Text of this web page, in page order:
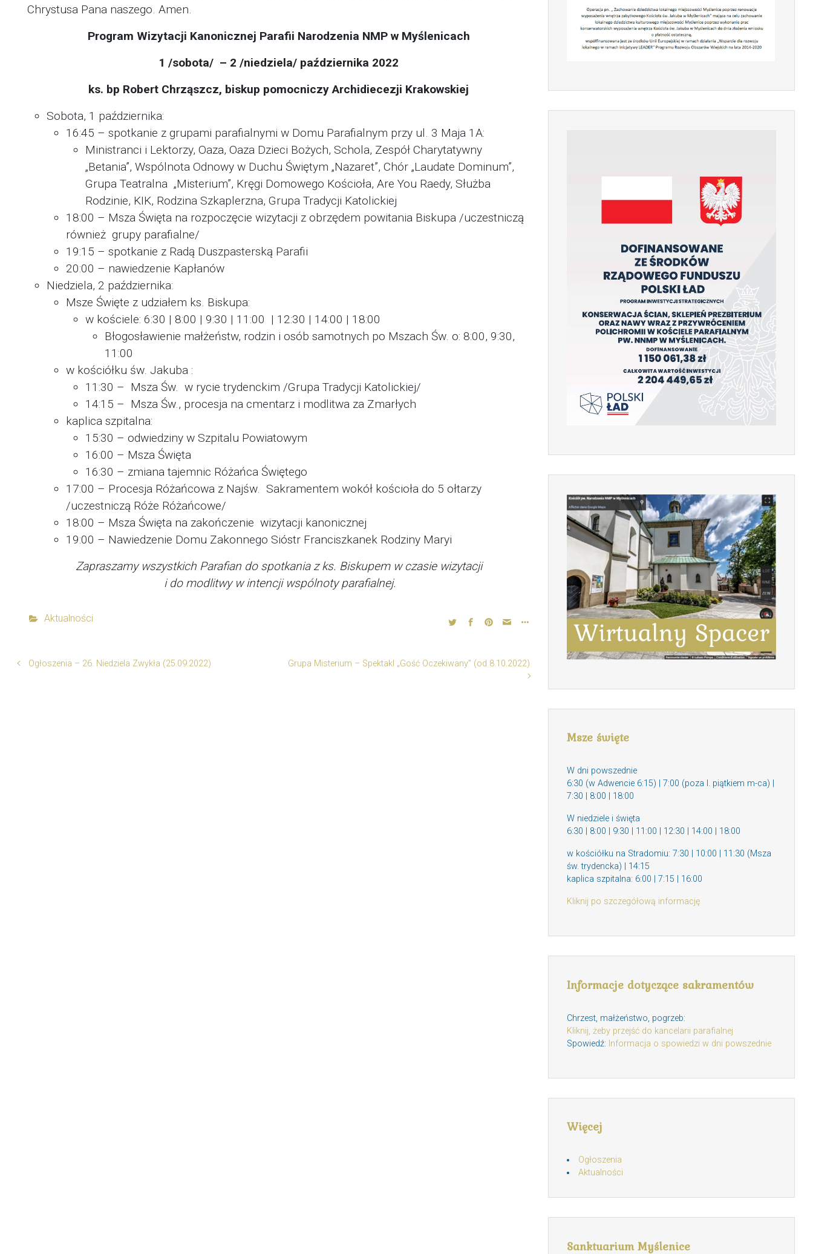
Chrystusa Pana naszego. Amen.
Program Wizytacji Kanonicznej Parafii Narodzenia NMP w Myślenicach
1 /sobota/ – 2 /niedziela/ października 2022
ks. bp Robert Chrząszcz, biskup pomocniczy Archidiecezji Krakowskiej
Sobota, 1 października:
16:45 – spotkanie z grupami parafialnymi w Domu Parafialnym przy ul. 3 Maja 1A:
Ministranci i Lektorzy, Oaza, Oaza Dzieci Bożych, Schola, Zespół Charytatywny
„Betania”, Wspólnota Odnowy w Duchu Świętym „Nazaret”, Chór „Laudate Dominum”,
Grupa Teatralna „Misterium”, Kręgi Domowego Kościoła, Are You Raedy, Służba
Rodzinie, KIK, Rodzina Szkaplerzna, Grupa Tradycji Katolickiej
18:00 – Msza Święta na rozpoczęcie wizytacji z obrzędem powitania Biskupa /uczestniczą
również grupy parafialne/
19:15 – spotkanie z Radą Duszpasterską Parafii
20:00 – nawiedzenie Kapłanów
Niedziela, 2 października:
Msze Święte z udziałem ks. Biskupa:
w kościele: 6:30 | 8:00 | 9:30 | 11:00 | 12:30 | 14:00 | 18:00
Błogosławienie małżeństw, rodzin i osób samotnych po Mszach Św. o: 8:00, 9:30,
11:00
w kościółku św. Jakuba :
11:30 – Msza Św. w rycie trydenckim /Grupa Tradycji Katolickiej/
14:15 – Msza Św., procesja na cmentarz i modlitwa za Zmarłych
kaplica szpitalna:
15:30 – odwiedziny w Szpitalu Powiatowym
16:00 – Msza Święta
16:30 – zmiana tajemnic Różańca Świętego
17:00 – Procesja Różańcowa z Najśw. Sakramentem wokół kościoła do 5 ołtarzy
/uczestniczą Róże Różańcowe/
18:00 – Msza Święta na zakończenie wizytacji kanonicznej
19:00 – Nawiedzenie Domu Zakonnego Sióstr Franciszkanek Rodziny Maryi
Zapraszamy wszystkich Parafian do spotkania z ks. Biskupem w czasie wizytacji
i do modlitwy w intencji wspólnoty parafialnej.
Aktualności
Ogłoszenia – 26. Niedziela Zwykła (25.09.2022) Grupa Misterium – Spektakl „Gość Oczekiwany” (od 8.10.2022)
Msze święte
W dni powszednie
6:30 (w Adwencie 6:15) | 7:00 (poza I. piątkiem m-ca) |
7:30 | 8:00 | 18:00
W niedziele i święta
6:30 | 8:00 | 9:30 | 11:00 | 12:30 | 14:00 | 18:00
w kościółku na Stradomiu: 7:30 | 10:00 | 11:30 (Msza
św. trydencka) | 14:15
kaplica szpitalna: 6:00 | 7:15 | 16:00
Kliknij po szczegółową informację
Informacje dotyczące sakramentów
Chrzest, małżeństwo, pogrzeb:
Kliknij, żeby przejść do kancelarii parafialnej
Spowiedź: Informacja o spowiedzi w dni powszednie
Więcej
Ogłoszenia
Aktualności
Sanktuarium Myślenice